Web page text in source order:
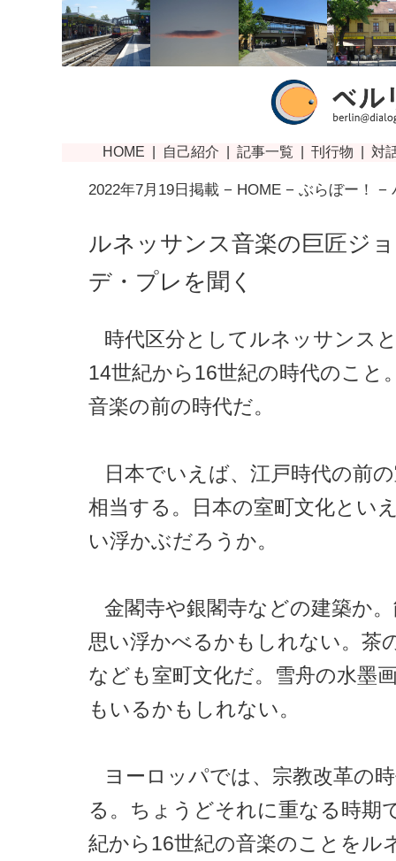
2022年7月19日掲載 − HOME − ぶらぼー！ −
ルネッサンス音楽の巨匠ジ
デ・プレを聞く
時代区分としてルネッサンス
14世紀から16世紀の時代のこと
音楽の前の時代だ。
日本でいえば、江戸時代の前
相当する。日本の室町文化とい
い浮かぶだろうか。
金閣寺や銀閣寺などの建築か
思い浮かべるかもしれない。茶
なども室町文化だ。雪舟の水墨
もいるかもしれない。
ヨーロッパでは、宗教改革の
る。ちょうどそれに重なる時期
紀から16世紀の音楽のことをル